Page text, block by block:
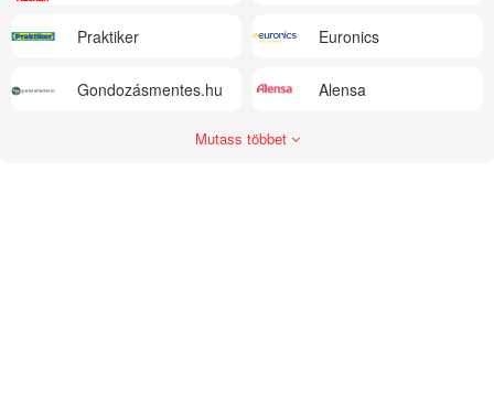
Praktiker Euronics
Gondozásmentes.hu Alensa
Mutass többet